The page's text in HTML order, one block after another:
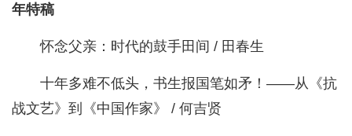
年特稿
怀念父亲：时代的鼓手田间 / 田春生
十年多难不低头，书生报国笔如矛！——从《抗
战文艺》到《中国作家》 / 何吉贤